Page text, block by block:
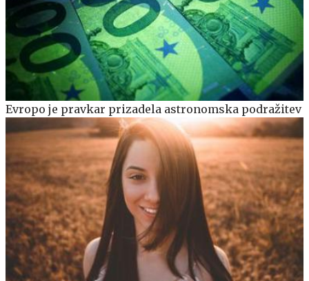
Evropo je pravkar prizadela astronomska podražitev